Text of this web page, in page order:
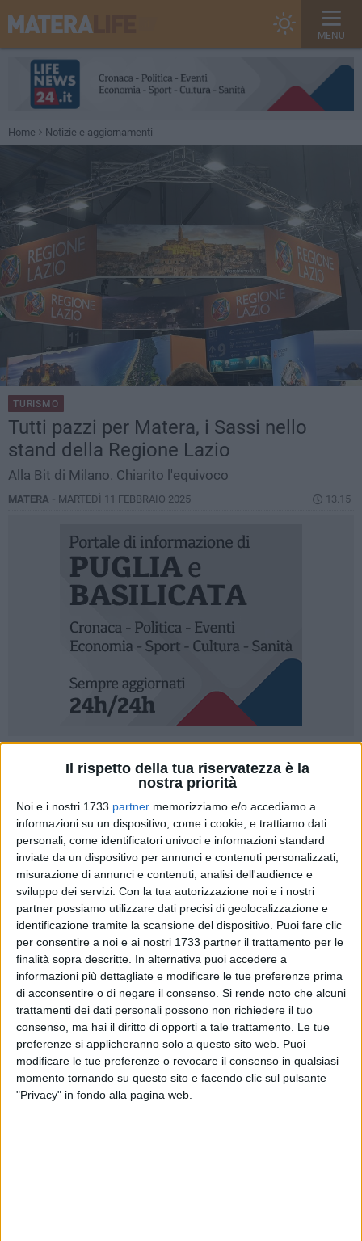
Il rispetto della tua riservatezza è la
nostra priorità
Noi e i nostri 1733 partner memorizziamo e/o accediamo a
informazioni su un dispositivo, come i cookie, e trattiamo dati
personali, come identificatori univoci e informazioni standard
inviate da un dispositivo per annunci e contenuti personalizzati,
misurazione di annunci e contenuti, analisi dell'audience e
sviluppo dei servizi. Con la tua autorizzazione noi e i nostri
partner possiamo utilizzare dati precisi di geolocalizzazione e
identificazione tramite la scansione del dispositivo. Puoi fare clic
per consentire a noi e ai nostri 1733 partner il trattamento per le
finalità sopra descritte. In alternativa puoi accedere a
informazioni più dettagliate e modificare le tue preferenze prima
di acconsentire o di negare il consenso. Si rende noto che alcuni
trattamenti dei dati personali possono non richiedere il tuo
consenso, ma hai il diritto di opporti a tale trattamento. Le tue
preferenze si applicheranno solo a questo sito web. Puoi
modificare le tue preferenze o revocare il consenso in qualsiasi
momento tornando su questo sito e facendo clic sul pulsante
"Privacy" in fondo alla pagina web.
MENU
Home Notizie e aggiornamenti
TURISMO
Tutti pazzi per Matera, i Sassi nello
stand della Regione Lazio
Alla Bit di Milano. Chiarito l'equivoco
MATERA - MARTEDÌ 11 FEBBRAIO 2025 13.15
Una foto di Matera, con una veduta suggestiva dei Sassi,
campeggia nello stand della Regione Lazio alla Borsa
internazionale del turismo di Milano. La foto è corredata
dall'indicazione di Vitorchiano, in provincia di Viterbo.
L'errore non è passato inosservato sia per la fama
internazionale di Matera, set di numerose produzioni
cinematografiche e televisive e capitale europea della cultura
del 2019, sia per la presenza alla Bit di Regione e Apt
Basilicata. L'equivoco è stato chiarito.
La dirigente dell'area promozione della Regione Lazio,
Amalia Vitagliano, su invito del direttore generale dell'Apt
Basilicata, Margherita Sarli, ha raggiunto lo stand di Regione
e Apt Basilicata ''chiedendo scusa per l'errore che si è creato
per la presenza di una foto della città di Matera nella grafica
dello stand del Lazio'', riferisce la Regione in una nota. La dg